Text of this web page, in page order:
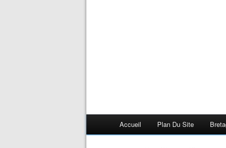
Accueil Plan Du Site